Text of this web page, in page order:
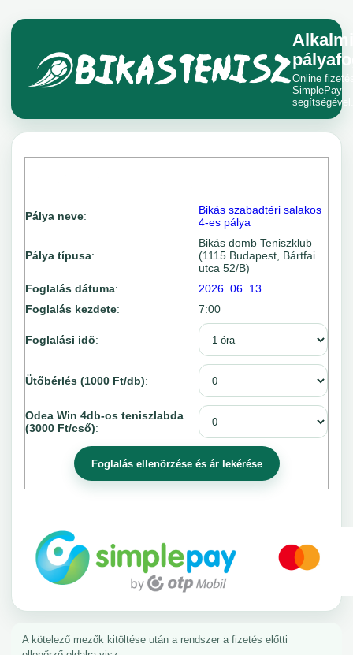
Alkalmi
Online
SimplePay
segítségével.
Pálya neve:
Bikás szabadtéri salakos
4-es pálya
Pálya típusa:
Bikás domb Teniszklub
(1115 Budapest, Bártfai
utca 52/B)
Foglalás dátuma:
2026. 06. 13.
Foglalás kezdete: 7:00
Foglalási idõ:
Ütőbérlés (1000 Ft/db):
Odea Win 4db-os teniszlabda
(3000 Ft/cső):
A kötelező mezők kitöltése után a rendszer a fizetés előtti